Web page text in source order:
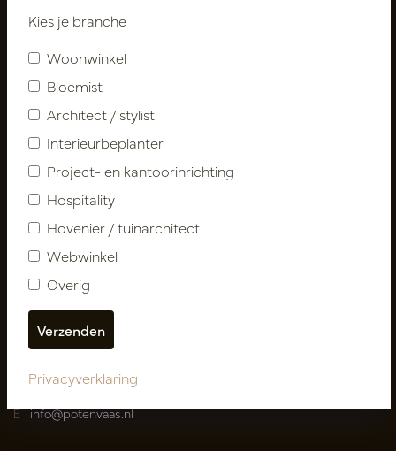
Klantenservice
Contact
Privacy Policy
Leveringsvoorwaarden
Catalogi
Mijn bestellingen
Mijn favorieten
00(31)-13 5213002
E info@potenvaas.nl
Kies je branche
Woonwinkel
Bloemist
Architect / stylist
Interieurbeplanter
Project- en kantoorinrichting
Hospitality
Hovenier / tuinarchitect
Webwinkel
Overig
Privacyverklaring